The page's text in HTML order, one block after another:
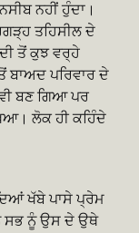
ਨਹੀਂ ਹੁੰਦਾ।
ਤਹਿਸੀਲ ਦੇ
ਤੋਂ ਕੁਝ ਵਰ੍ਹੇ
ਬਾਅਦ ਪਰਿਵਾਰ ਦੇ
ਬਣ ਗਿਆ ਪਰ
ਲੋਕ ਹੀ ਕਹਿੰਦੇ
ਖੱਬੇ ਪਾਸੇ ਪ੍ਰੇਮ
ਸਭ ਨੂੰ ਉਸ ਦੇ ਉਥੇ